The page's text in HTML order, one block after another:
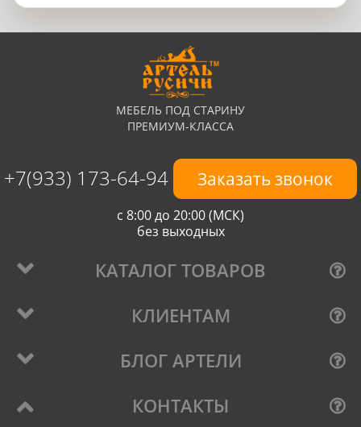
МЕБЕЛЬ ПОД СТАРИНУ
ПРЕМИУМ-КЛАССА
+7(933) 173-64-94 Заказать звонок
с 8:00 до 20:00 (МСК)
без выходных
КАТАЛОГ ТОВАРОВ
КЛИЕНТАМ
БЛОГ АРТЕЛИ
КОНТАКТЫ